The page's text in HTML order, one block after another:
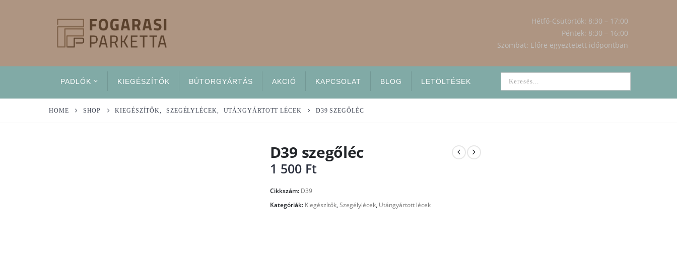
Hétfő-Csütörtök: 8:30 – 17:00
Péntek: 8:30 – 16:00
Szombat: Előre egyeztetett időpontban
PADLÓK KIEGÉSZÍTŐK BÚTORGYÁRTÁS AKCIÓ KAPCSOLAT BLOG LETÖLTÉSEK
HOME SHOP KIEGÉSZÍTŐK, SZEGÉLYLÉCEK, UTÁNGYÁRTOTT LÉCEK D39 SZEGŐLÉC
D39 szegőléc
1 500 Ft
Cikkszám: D39
Kategóriák: Kiegészítők,Szegélylécek, Utángyártott lécek